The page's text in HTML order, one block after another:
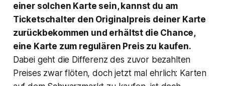
einer solchen Karte sein, kannst du am
Ticketschalter den Originalpreis deiner Karte
zurückbekommen und erhältst die Chance,
eine Karte zum regulären Preis zu kaufen.
Dabei geht die Differenz des zuvor bezahlten
Preises zwar flöten, doch jetzt mal ehrlich: Karten